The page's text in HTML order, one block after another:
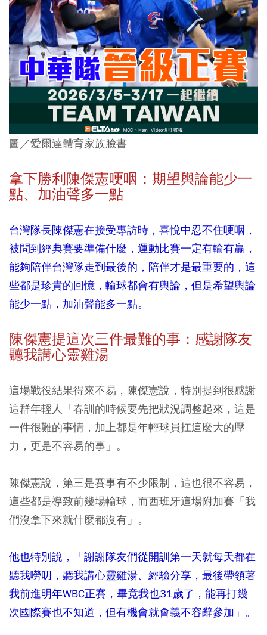
圖／愛爾達體育家族臉書
拿下勝利陳傑憲哽咽：期望輿論能少一
點、加油聲多一點
台灣隊長陳傑憲在接受專訪時，喜悅中忍不住哽咽，
被問到經典賽要準備什麼，運動比賽一定有輸有贏，
能夠陪伴台灣隊走到最後的，陪伴才是最重要的，這
些都是珍貴的回憶，輸球都會有輿論，但是希望輿論
能少一點，加油聲能多一點。
陳傑憲提這次三件最難的事：感謝隊友
聽我講心靈雞湯
這場戰役結果得來不易，陳傑憲說，特別提到很感謝
這群年輕人「春訓的時候要先把狀況調整起來，這是
一件很難的事情，加上都是年輕球員扛這麼大的壓
力，更是不容易的事」。
陳傑憲說，第三是賽事有不少限制，這也很不容易，
這些都是導致前幾場輸球，而西班牙這場附加賽「我
們沒拿下來就什麼都沒有」。
他也特別說，「謝謝隊友們從開訓第一天就每天都在
聽我嘮叨，聽我講心靈雞湯、經驗分享，最後帶領著
我前進明年WBC正賽，畢竟我也31歲了，能再打幾
次國際賽也不知道，但有機會就會義不容辭參加」。